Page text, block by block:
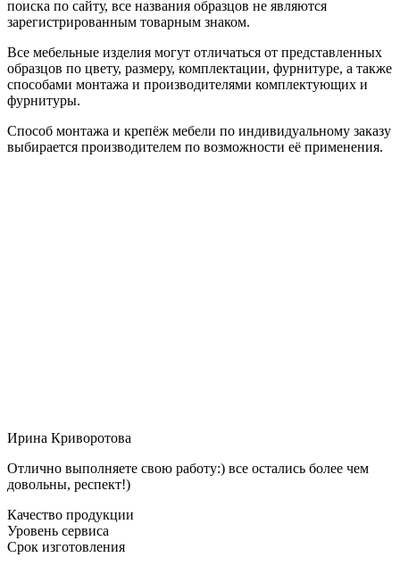
поиска по сайту, все названия образцов не являются
зарегистрированным товарным знаком.
Все мебельные изделия могут отличаться от представленных
образцов по цвету, размеру, комплектации, фурнитуре, а также
способами монтажа и производителями комплектующих и
фурнитуры.
Способ монтажа и крепёж мебели по индивидуальному заказу
выбирается производителем по возможности её применения.
Ирина Криворотова
Отлично выполняете свою работу:) все остались более чем
довольны, респект!)
Качество продукции
Уровень сервиса
Срок изготовления